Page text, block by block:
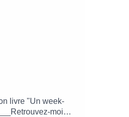
livre "Un week-
moi